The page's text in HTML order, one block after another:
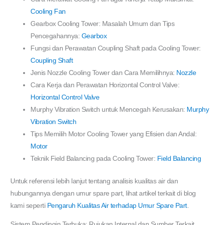
Cooling Fan
Gearbox Cooling Tower: Masalah Umum dan Tips
Pencegahannya: Gearbox
Fungsi dan Perawatan Coupling Shaft pada Cooling Tower:
Coupling Shaft
Jenis Nozzle Cooling Tower dan Cara Memilihnya: Nozzle
Cara Kerja dan Perawatan Horizontal Control Valve:
Horizontal Control Valve
Murphy Vibration Switch untuk Mencegah Kerusakan: Murphy
Vibration Switch
Tips Memilih Motor Cooling Tower yang Efisien dan Andal:
Motor
Teknik Field Balancing pada Cooling Tower: Field Balancing
Untuk referensi lebih lanjut tentang analisis kualitas air dan
hubungannya dengan umur spare part, lihat artikel terkait di blog
kami seperti Pengaruh Kualitas Air terhadap Umur Spare Part.